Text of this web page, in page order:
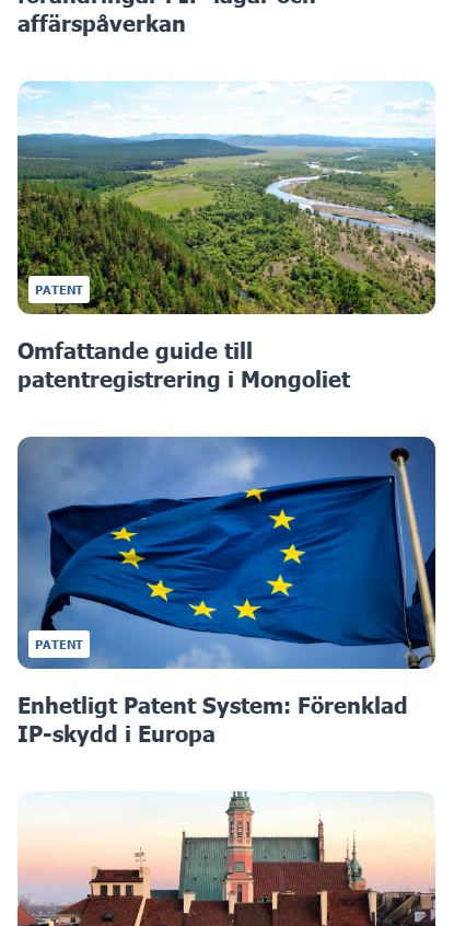
affärspåverkan
PATENT
Omfattande guide till
patentregistrering i Mongoliet
PATENT
Enhetligt Patent System: Förenklad
IP-skydd i Europa